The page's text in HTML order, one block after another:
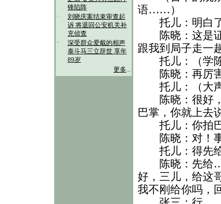
锋陷阵
·
刘晓庆案结束审查起
诉 将退回公安机关补
充侦查
·
深受群众爱戴的相声
泰斗马三立辞世 享年
89岁
更多...
语……）
托儿：明白了
陈晓：这是证
跟我到局子走一
托儿：（学陈
陈晓：再厉
托儿：（大声
陈晓：很好，
巴掌，你就上去
托儿：你拍巴
陈晓：对！事
托儿：得先
陈晓：先给……
好，三儿，给这
我不刚给你吗，